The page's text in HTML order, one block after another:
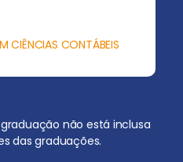
CIÊNCIAS CONTÁBEIS
não está inclusa
das graduações.